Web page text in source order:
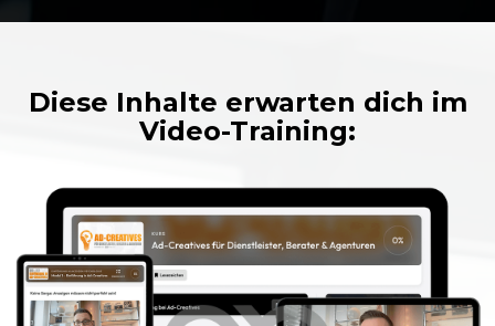
Diese Inhalte erwarten dich im
Video-Training: